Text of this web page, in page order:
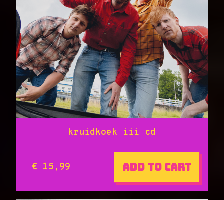
kruidkoek iii cd
€ 15,99 Add to cart